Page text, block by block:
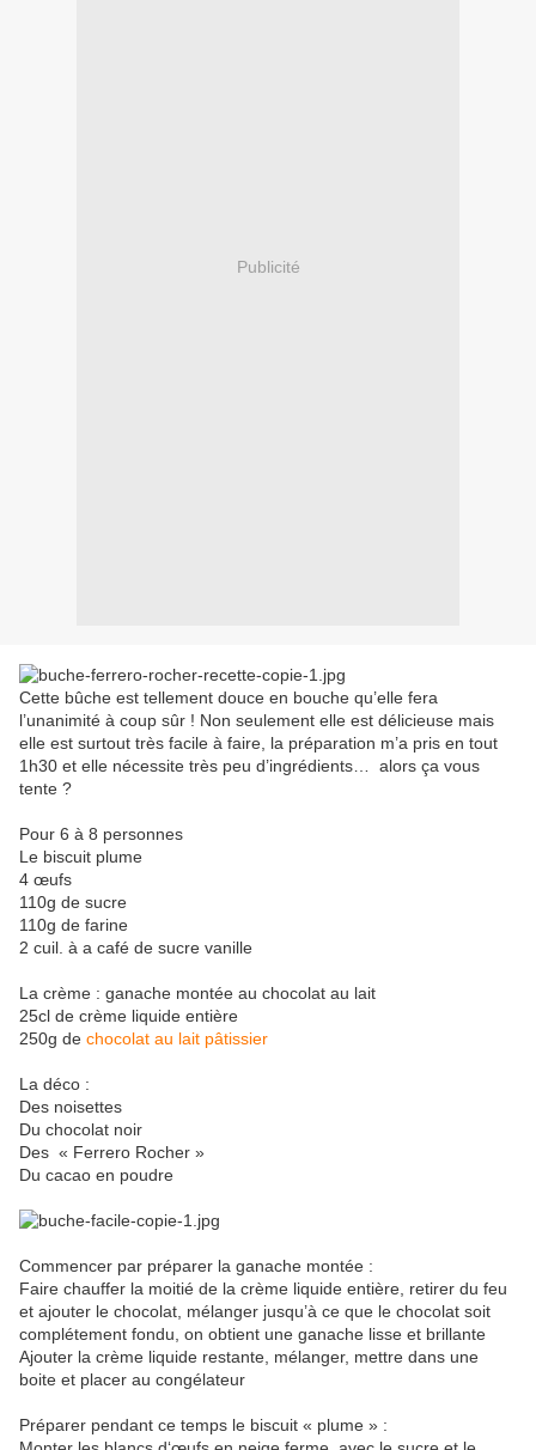
Publicité
Cette bûche est tellement douce en bouche qu’elle fera
l’unanimité à coup sûr ! Non seulement elle est délicieuse mais
elle est surtout très facile à faire, la préparation m’a pris en tout
1h30 et elle nécessite très peu d’ingrédients…
alors ça vous
tente ?
Pour 6 à 8 personnes
Le biscuit plume
4 œufs
110g de sucre
110g de farine
2 cuil. à a café de sucre vanille
La crème : ganache montée au chocolat au lait
25cl de crème liquide entière
250g de chocolat au lait pâtissier
La déco :
Des noisettes
Du chocolat noir
Des « Ferrero Rocher »
Du cacao en poudre
Commencer par préparer la ganache montée :
Faire chauffer la moitié de la crème liquide entière, retirer du feu
et ajouter le chocolat, mélanger jusqu’à ce que le chocolat soit
complétement fondu, on obtient une ganache lisse et brillante
Ajouter la crème liquide restante, mélanger, mettre dans une
boite et placer au congélateur
Préparer pendant ce temps le biscuit « plume » :